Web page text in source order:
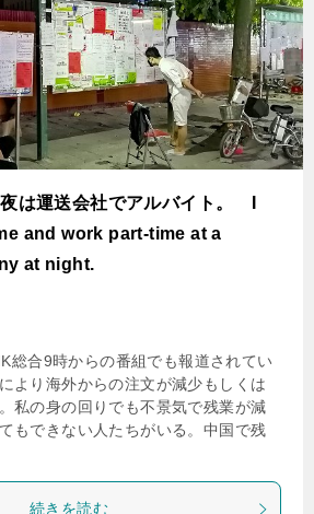
は運送会社でアルバイト。 I
and work part-time at a
at night.
総合9時からの番組でも報道されてい
より海外からの注文が減少もしくは
私の身の回りでも不景気で残業が減
もできない人たちがいる。中国で残
続きを読む